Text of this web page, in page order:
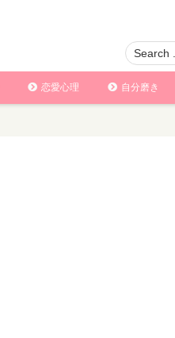
恋愛心理 自分磨き